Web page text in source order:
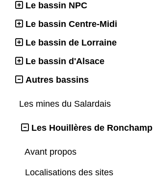
Le bassin NPC
Le bassin Centre-Midi
Le bassin de Lorraine
Le bassin d'Alsace
Autres bassins
Les mines du Salardais
Les Houillères de Ronchamp
Avant propos
Localisations des sites